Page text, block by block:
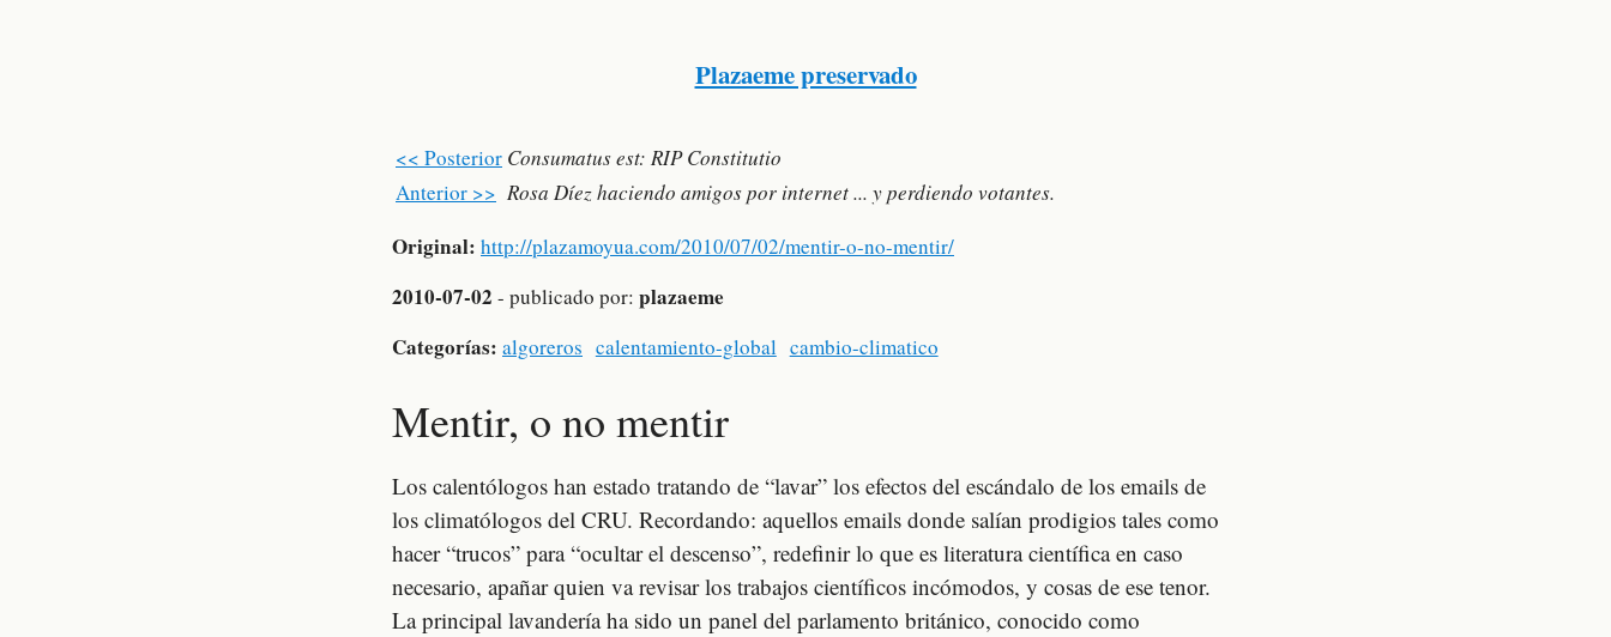
Plazaeme preservado
<< Posterior Consumatus est: RIP Constitutio
Anterior >> Rosa Díez haciendo amigos por internet ... y perdiendo votantes.
Original: http://plazamoyua.com/2010/07/02/mentir-o-no-mentir/
2010-07-02 - publicado por: plazaeme
Categorías: algoreros calentamiento-global cambio-climatico
Mentir, o no mentir
Los calentólogos han estado tratando de “lavar” los efectos del escándalo de los emails de
los climatólogos del CRU. Recordando: aquellos emails donde salían prodigios tales como
hacer “trucos” para “ocultar el descenso”, redefinir lo que es literatura científica en caso
necesario, apañar quien va revisar los trabajos científicos incómodos, y cosas de ese tenor.
La principal lavandería ha sido un panel del parlamento británico, conocido como